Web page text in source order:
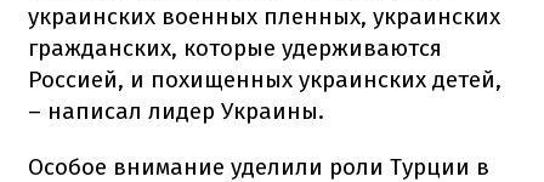
украинских военных пленных, украинских
гражданских, которые удерживаются
Россией, и похищенных украинских детей,
– написал лидер Украины.
Особое внимание уделили роли Турции в